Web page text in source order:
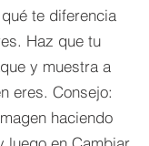
te diferencia
Haz que tu
y muestra a
eres. Consejo:
haciendo